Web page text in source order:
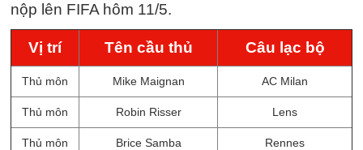
nộp lên FIFA hôm 11/5.
Vị trí Tên cầu thủ Câu lạc bộ
Thủ môn Mike Maignan AC Milan
Thủ môn Robin Risser Lens
Thủ môn Brice Samba Rennes